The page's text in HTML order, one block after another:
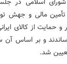
اسلامی، ماده ۴۲ طرح
حمایت از کالای
و بر اساس آن
شد.